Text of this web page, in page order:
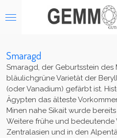
Hauptinhalt
Smaragd
Smaragd, der Geburtsstein des
bläulichgrüne Varietät der
(oder Vanadium) gefärbt ist.
Ägypten das älteste
Minen nahe Sikait wurde
Weitere frühe und bedeutende
Zentralasien und in den